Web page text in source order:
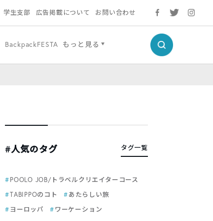
学生支部 広告掲載について お問い合わせ
BackpackFESTA もっと見る
#人気のタグ タグ一覧
POOLO JOB/トラベルクリエイターコース
TABIPPOのコト
あたらしい旅
ヨーロッパ
ワーケーション